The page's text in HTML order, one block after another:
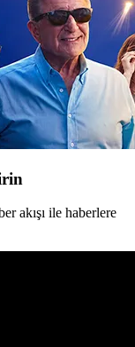
akışı ile haberlere